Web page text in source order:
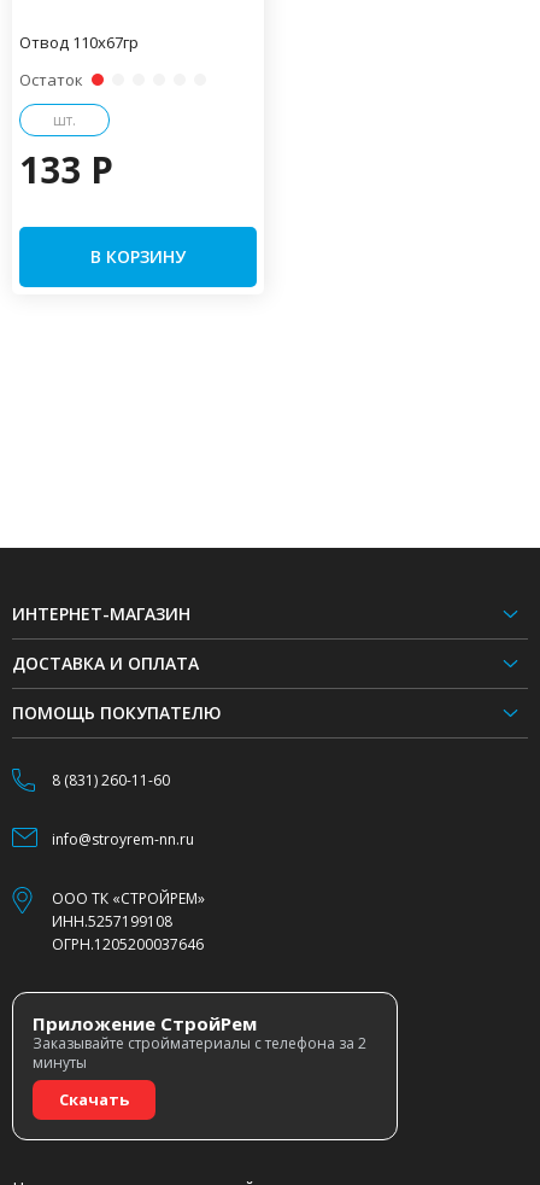
Отвод 110х67гр
Остаток
шт.
133 P
В КОРЗИНУ
ИНТЕРНЕТ-МАГАЗИН
ДОСТАВКА И ОПЛАТА
ПОМОЩЬ ПОКУПАТЕЛЮ
8 (831) 260-11-60
info@stroyrem-nn.ru
ООО ТК «СТРОЙРЕМ»
ИНН.5257199108
ОГРН.1205200037646
Приложение СтройРем
Заказывайте стройматериалы с телефона за 2
минуты
Скачать